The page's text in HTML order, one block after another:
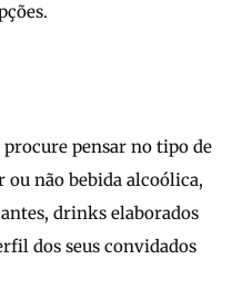
procure pensar no tipo de
ou não bebida alcoólica,
drinks elaborados
dos seus convidados